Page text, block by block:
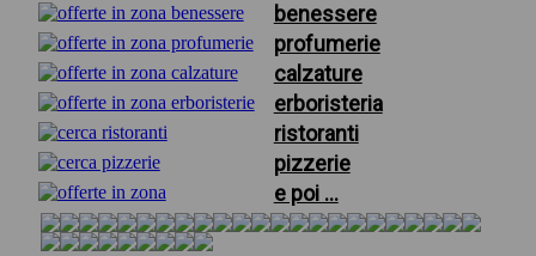
benessere
profumerie
calzature
erboristeria
ristoranti
pizzerie
e poi ...